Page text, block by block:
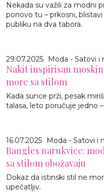
Nekada su važili za modni
ponovo tu – prkosni,
publiku na dva tabora.
29.07.2025 Moda - Satovi i
Nakit inspirisan
more sa stilom
Kada sunce prži, pesak
talasa, leto poručuje jedno
16.07.2025 Moda - Satovi i
Bangles narukvice:
sa stilom obožavaju
Dokaz da istinski stil ne
upečatljiv.